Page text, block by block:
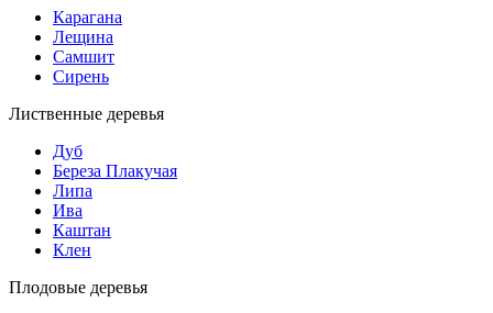
Карагана
Лещина
Самшит
Сирень
Лиственные деревья
Дуб
Береза Плакучая
Липа
Ива
Каштан
Клен
Плодовые деревья